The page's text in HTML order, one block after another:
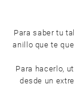
Para saber tu
anillo que te
Para hacerlo,
desde un